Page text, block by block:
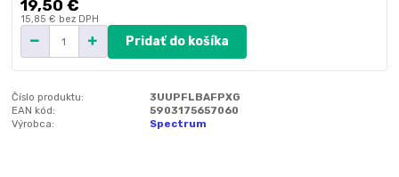
19,50 €
15,85 € bez DPH
Pridať do košíka
Číslo produktu:
3UUPFLBAFPXG
EAN kód:
5903175657060
Výrobca:
Spectrum